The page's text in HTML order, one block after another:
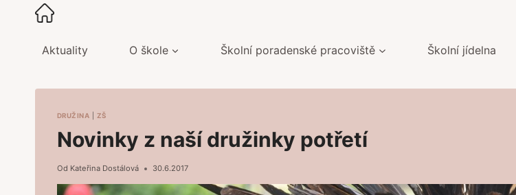
Přeskočit
Aktuality O škole Školní poradenské pracoviště Školní jídelna
DRUŽINA ZŠ
Novinky z naší družinky potřetí
Od Kateřina Dostálová 30.6.2017